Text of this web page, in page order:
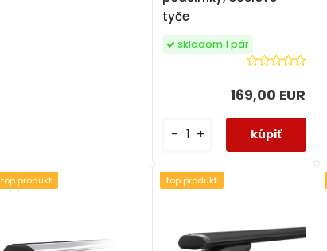
tyče
169,00 EUR
skladom 1 pár
- +
top produkt top produkt